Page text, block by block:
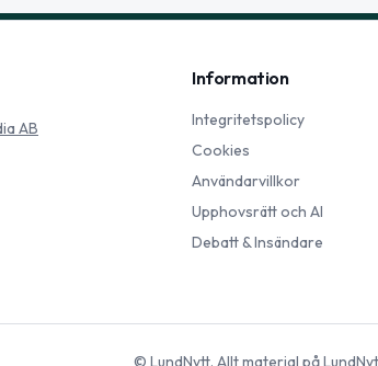
AB
Information
Integritetspolicy
Cookies
Användarvillkor
Upphovsrätt och AI
Debatt & Insändare
© LundNytt. Allt material på